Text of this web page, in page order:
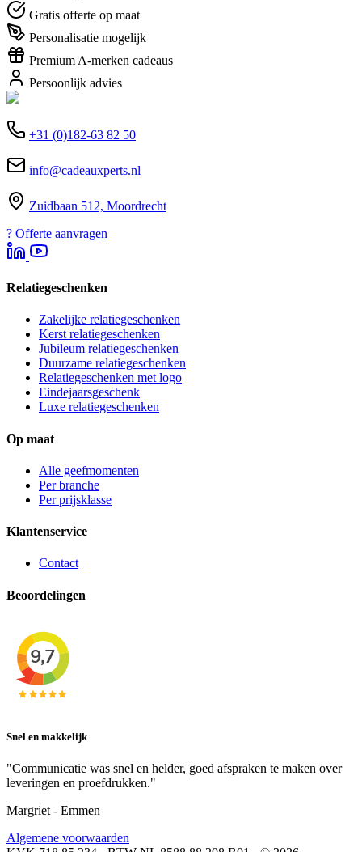
Gratis offerte op maat
Personalisatie mogelijk
Premium A-merken cadeaus
Persoonlijk advies
+31 (0)182-63 82 50
info@cadeauxperts.nl
Zuidbaan 512, Moordrecht
? Offerte aanvragen
Relatiegeschenken
Zakelijke relatiegeschenken
Kerst relatiegeschenken
Jubileum relatiegeschenken
Duurzame relatiegeschenken
Relatiegeschenken met logo
Eindejaarsgeschenk
Luxe relatiegeschenken
Op maat
Alle geefmomenten
Per branche
Per prijsklasse
Klantenservice
Contact
Beoordelingen
Snel en makkelijk
"Communicatie was snel en helder, goed afspraken te maken over
leveringen en proefdrukken."
Margriet - Emmen
Algemene voorwaarden